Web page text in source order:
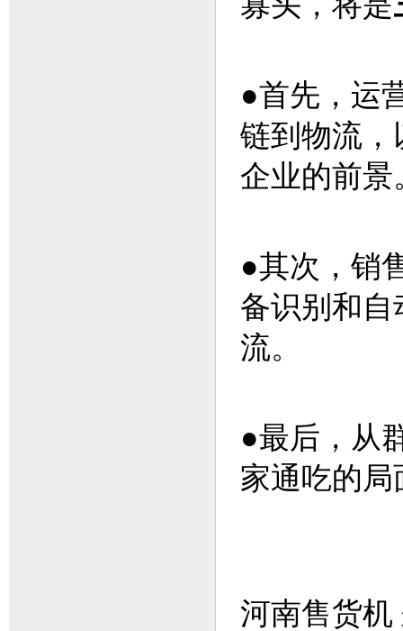
●首先，运
链到物流，
企业的前景
●其次，销
备识别和
流。
●最后，从
家通吃的
河南售货机